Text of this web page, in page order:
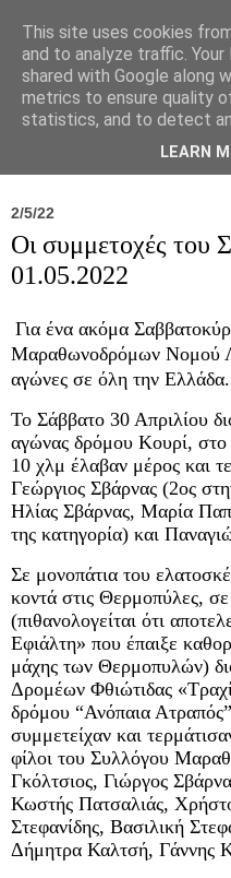
Σύλλογος
2/5/22
Οι συμμετοχές του
01.05.2022
Για ένα ακόμα
Μαραθωνοδρόμων Νομού
αγώνες σε όλη την Ελλάδα.
Το Σάββατο 30 Απριλίου
αγώνας δρόμου Κουρί,
10 χλμ έλαβαν μέρος και
Γεώργιος Σβάρνας (2ος
Ηλίας Σβάρνας, Μαρία
της κατηγορία) και
Σε μονοπάτια του
κοντά στις Θερμοπύλες,
(πιθανολογείται ότι
Εφιάλτη» που έπαιξε
μάχης των Θερμοπυλών)
Δρομέων Φθιώτιδας
δρόμου “Ανόπαια
συμμετείχαν και
φίλοι του Συλλόγου
Γκόλτσιος, Γιώργος
Κωστής Πατσαλιάς,
Στεφανίδης, Βασιλική
Δήμητρα Καλτσή, Γάννης
This site uses cookies
and to analyze traffic.
shared with Google along
metrics to ensure quality
statistics, and to detect
LEARN